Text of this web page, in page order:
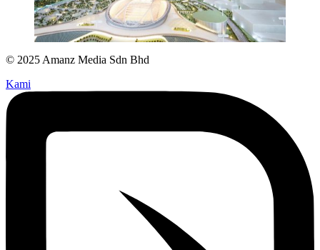
© 2025 Amanz Media Sdn Bhd
Kami